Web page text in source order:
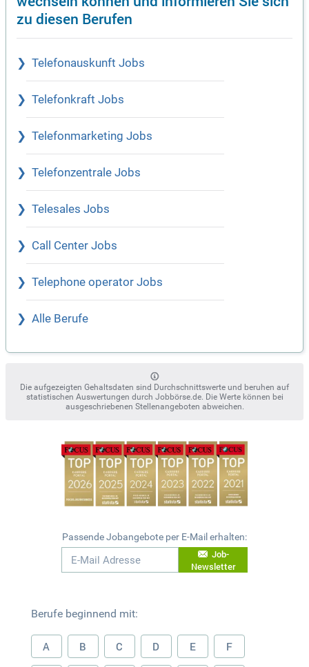
zu diesen Berufen
Telefonauskunft Jobs
Telefonkraft Jobs
Telefonmarketing Jobs
Telefonzentrale Jobs
Telesales Jobs
Call Center Jobs
Telephone operator Jobs
Alle Berufe
Die aufgezeigten Gehaltsdaten sind Durchschnittswerte und beruhen auf
statistischen Auswertungen durch Jobbörse.de. Die Werte können bei
ausgeschriebenen Stellenangeboten abweichen.
Passende Jobangebote per E-Mail erhalten:
Job-
Newsletter
Berufe beginnend mit:
A B C D E F